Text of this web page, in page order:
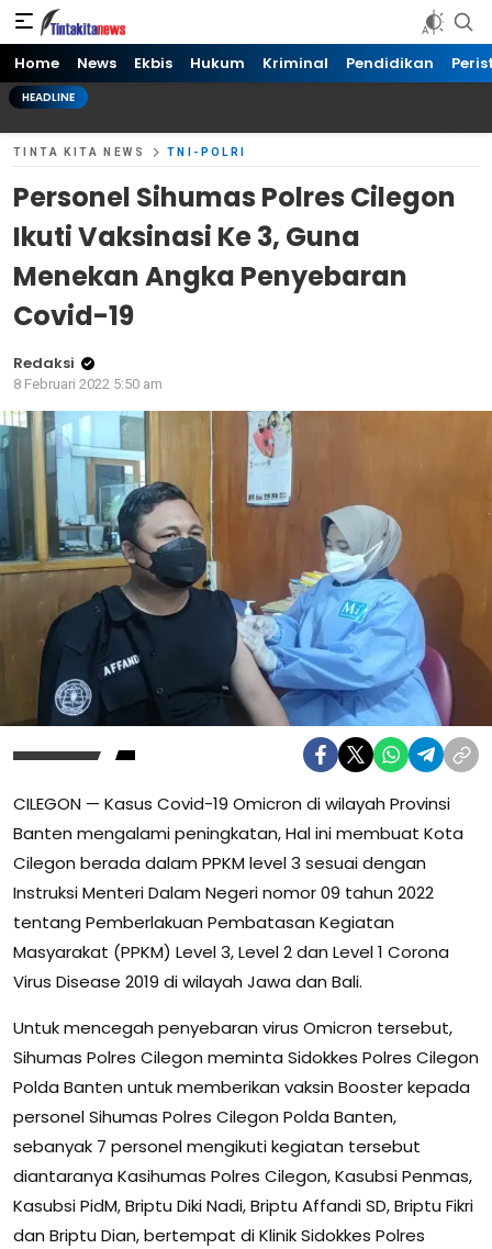
Tinta kita News
Informasi Terkini
Home News Ekbis Hukum Kriminal Pendidikan
HEADLINE
TINTA KITA NEWS TNI-POLRI
Personel Sihumas Polres Cilegon
Ikuti Vaksinasi Ke 3, Guna
Menekan Angka Penyebaran
Covid-19
Redaksi
8 Februari 2022 5:50 am
CILEGON — Kasus Covid-19 Omicron di wilayah Provinsi
Banten mengalami peningkatan, Hal ini membuat Kota
Cilegon berada dalam PPKM level 3 sesuai dengan
Instruksi Menteri Dalam Negeri nomor 09 tahun 2022
tentang Pemberlakuan Pembatasan Kegiatan
Masyarakat (PPKM) Level 3, Level 2 dan Level 1 Corona
Virus Disease 2019 di wilayah Jawa dan Bali.
Untuk mencegah penyebaran virus Omicron tersebut,
Sihumas Polres Cilegon meminta Sidokkes Polres Cilegon
Polda Banten untuk memberikan vaksin Booster kepada
personel Sihumas Polres Cilegon Polda Banten,
sebanyak 7 personel mengikuti kegiatan tersebut
diantaranya Kasihumas Polres Cilegon, Kasubsi Penmas,
Kasubsi PidM, Briptu Diki Nadi, Briptu Affandi SD, Briptu Fikri
dan Briptu Dian, bertempat di Klinik Sidokkes Polres